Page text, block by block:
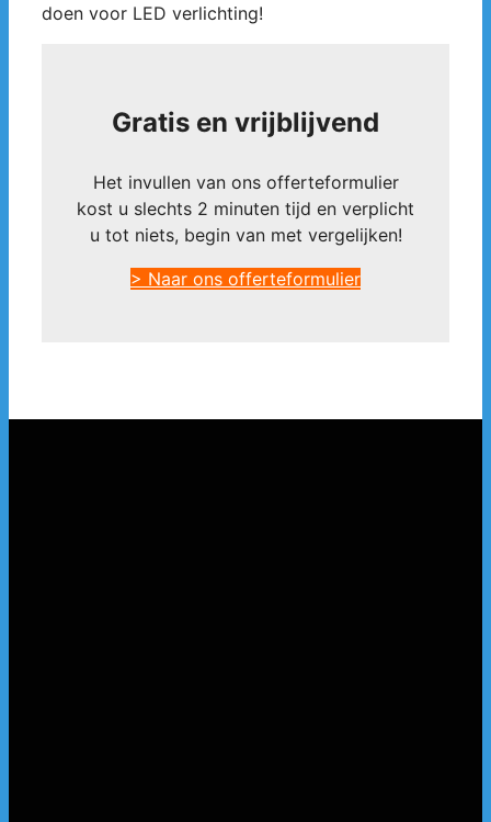
doen voor LED verlichting!
Gratis en vrijblijvend
Het invullen van ons offerteformulier
kost u slechts 2 minuten tijd en verplicht
u tot niets, begin van met vergelijken!
> Naar ons offerteformulier